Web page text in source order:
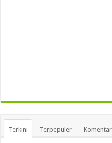
Terkini Terpopuler Komentar